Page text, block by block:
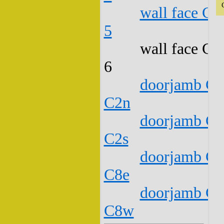
wall face
5
wall face
6
doorjamb
C2n
doorjamb
C2s
doorjamb
C8e
doorjamb
C8w